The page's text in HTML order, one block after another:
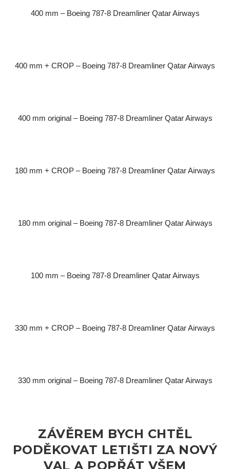
400 mm – Boeing 787-8 Dreamliner Qatar Airways
400 mm + CROP – Boeing 787-8 Dreamliner Qatar Airways
400 mm original – Boeing 787-8 Dreamliner Qatar Airways
180 mm + CROP – Boeing 787-8 Dreamliner Qatar Airways
180 mm original – Boeing 787-8 Dreamliner Qatar Airways
100 mm – Boeing 787-8 Dreamliner Qatar Airways
330 mm + CROP – Boeing 787-8 Dreamliner Qatar Airways
330 mm original – Boeing 787-8 Dreamliner Qatar Airways
ZÁVĚREM BYCH CHTĚL
PODĚKOVAT LETIŠTI ZA NOVÝ
VAL A POPŘÁT VŠEM